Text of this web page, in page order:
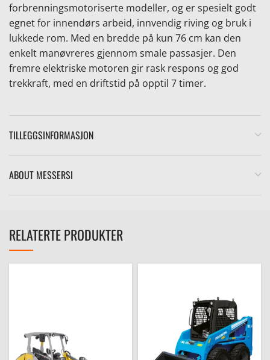
forbrenningsmotoriserte modeller, og er spesielt godt
egnet for innendørs arbeid, innvendig riving og bruk i
lukkede rom. Med en bredde på kun 76 cm kan den
enkelt manøvreres gjennom smale passasjer. Den
fremre elektriske motoren gir rask respons og god
trekkraft, med en driftstid på opptil 7 timer.
TILLEGGSINFORMASJON
ABOUT MESSERSI
RELATERTE PRODUKTER